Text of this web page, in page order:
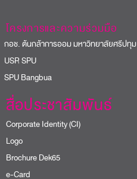
โครงการและความร่วมมือ
ช. ต้นกล้าการออม มหาวิทยาลัยศรีปทุม
SPU
Bangbua
สื่อประชาสัมพันธ์
Corporate Identity (CI)
Logo
Brochure Dek65
e-Card